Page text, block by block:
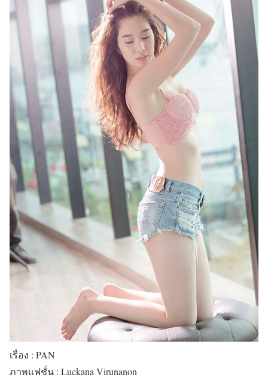
เรื่อง : PAN
ภาพแฟชั่น : Luckana Virunanon